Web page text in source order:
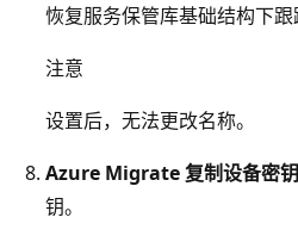
恢复服务保管库基础结构下跟
注意
设置后，无法更改名称。
Azure Migrate 复制设备密钥
钥。